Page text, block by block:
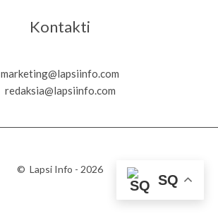
Kontakti
marketing@lapsiinfo.com
redaksia@lapsiinfo.com
© Lapsi Info - 2026
SQ